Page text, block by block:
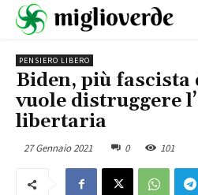
PENSIERO LIBERO
Biden, più
vuole distruggere
libertaria
27 Gennaio 2021 0 101